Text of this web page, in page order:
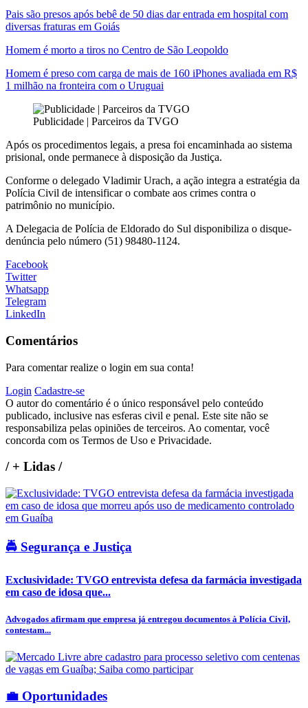
Pais são presos após bebê de 50 dias dar entrada em hospital com
diversas fraturas em Goiás
Homem é morto a tiros no Centro de São Leopoldo
Homem é preso com carga de mais de 160 iPhones avaliada em R$
1 milhão na fronteira com o Uruguai
Publicidade | Parceiros da TVGO
Após os procedimentos legais, a presa foi encaminhada ao sistema
prisional, onde permanece à disposição da Justiça.
Conforme o delegado Vladimir Urach, a ação integra a estratégia da
Polícia Civil de intensificar o combate aos crimes contra o
patrimônio no município.
A Delegacia de Polícia de Eldorado do Sul disponibiliza o disque-
denúncia pelo número (51) 98480-1124.
Facebook
Twitter
Whatsapp
Telegram
LinkedIn
Comentários
Para comentar realize o login em sua conta!
Login Cadastre-se
O autor do comentário é o único responsável pelo conteúdo
publicado, inclusive nas esferas civil e penal. Este site não se
responsabiliza pelas opiniões de terceiros. Ao comentar, você
concorda com os Termos de Uso e Privacidade.
/+ Lidas /
🚔 Segurança e Justiça
Exclusividade: TVGO entrevista defesa da farmácia investigada
em caso de idosa que...
Advogados afirmam que empresa já entregou documentos à Polícia Civil,
contestam...
💼 Oportunidades